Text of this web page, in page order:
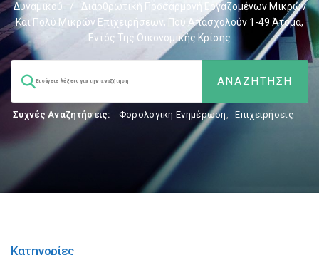
Δυναμικού
/
Διαρθρωτική Προσαρμογή Εργαζομένων Μικρών
Και Πολύ Μικρών Επιχειρήσεων, Που Απασχολούν 1-49 Άτομα,
Εντός Της Οικονομικής Κρίσης
Συχνές Αναζητήσεις: Φορολογικη Ενημέρωση, Επιχειρήσεις
Κατηγορίες